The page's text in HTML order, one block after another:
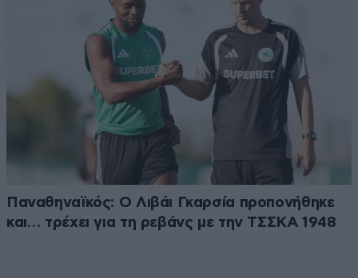
Παναθηναϊκός: Ο Λιβάι Γκαρσία προπονήθηκε
και… τρέχει για τη ρεβάνς με την ΤΣΣΚΑ 1948